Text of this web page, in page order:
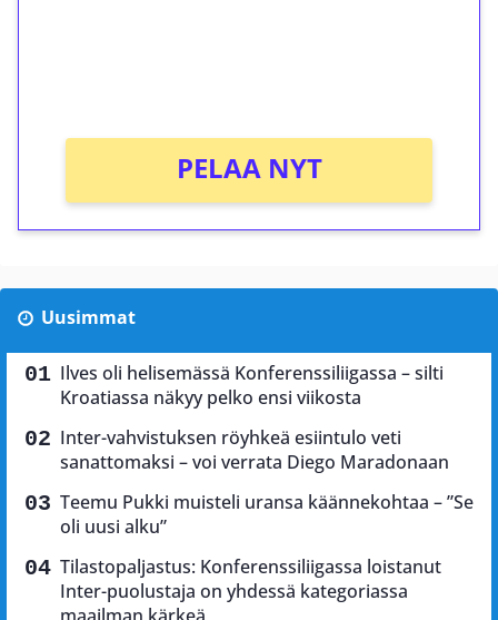
PELAA NYT
Uusimmat
Ilves oli helisemässä Konferenssiliigassa – silti
Kroatiassa näkyy pelko ensi viikosta
Inter-vahvistuksen röyhkeä esiintulo veti
sanattomaksi – voi verrata Diego Maradonaan
Teemu Pukki muisteli uransa käännekohtaa – ”Se
oli uusi alku”
Tilastopaljastus: Konferenssiliigassa loistanut
Inter-puolustaja on yhdessä kategoriassa